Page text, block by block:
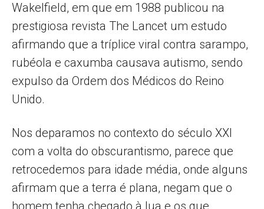
Wakelfield, em que em 1988 publicou na
prestigiosa revista The Lancet um estudo
afirmando que a tríplice viral contra sarampo,
rubéola e caxumba causava autismo, sendo
expulso da Ordem dos Médicos do Reino
Unido.
Nos deparamos no contexto do século XXI
com a volta do obscurantismo, parece que
retrocedemos para idade média, onde alguns
afirmam que a terra é plana, negam que o
homem tenha chegado à lua e os que